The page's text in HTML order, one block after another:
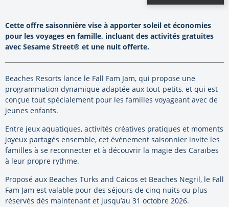
Cette offre saisonnière vise à apporter soleil et économies
pour les voyages en famille, incluant des activités gratuites
avec Sesame Street® et une nuit offerte.
Beaches Resorts lance le Fall Fam Jam, qui propose une
programmation dynamique adaptée aux tout-petits, et qui est
conçue tout spécialement pour les familles voyageant avec de
jeunes enfants.
Entre jeux aquatiques, activités créatives pratiques et moments
joyeux partagés ensemble, cet événement saisonnier invite les
familles à se reconnecter et à découvrir la magie des Caraïbes
à leur propre rythme.
Proposé aux Beaches Turks and Caicos et Beaches Negril, le Fall
Fam Jam est valable pour des séjours de cinq nuits ou plus
réservés dès maintenant et jusqu’au 31 octobre 2026.